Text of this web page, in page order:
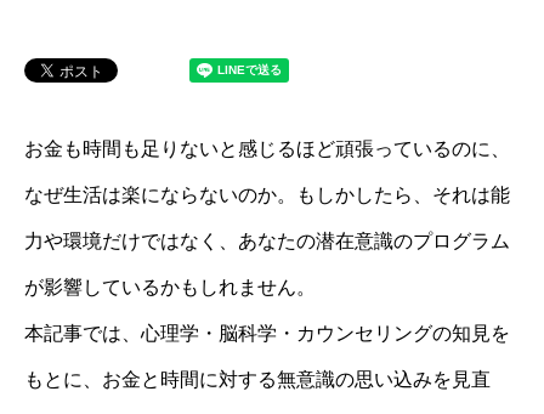
お金も時間も足りないと感じるほど頑張っているのに、
なぜ生活は楽にならないのか。もしかしたら、それは能
力や環境だけではなく、あなたの潜在意識のプログラム
が影響しているかもしれません。
本記事では、心理学・脳科学・カウンセリングの知見を
もとに、お金と時間に対する無意識の思い込みを見直